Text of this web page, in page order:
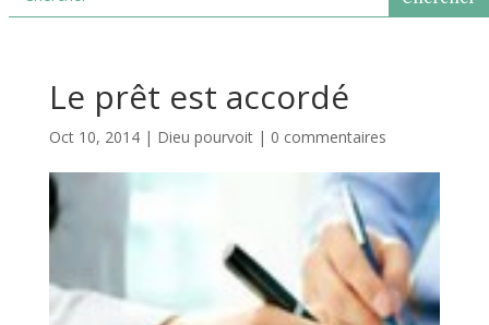
Le prêt est accordé
Oct 10, 2014| Dieu pourvoit| 0 commentaires